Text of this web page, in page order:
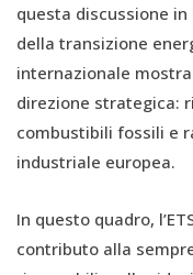
questa discussione
della transizione
internazionale
direzione strategica:
combustibili fossili e
industriale europea.
In questo quadro,
contributo alla